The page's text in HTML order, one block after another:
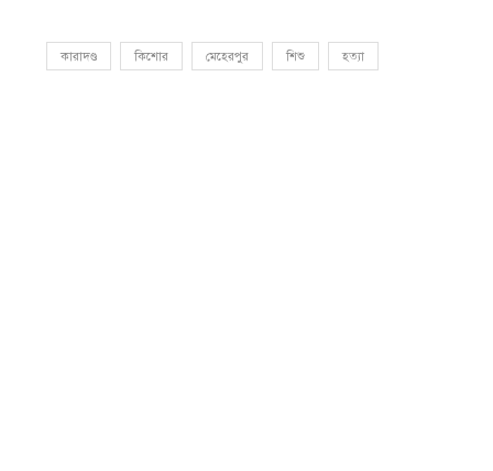
কারাদণ্ড কিশোর মেহেরপুর শিশু হত্যা